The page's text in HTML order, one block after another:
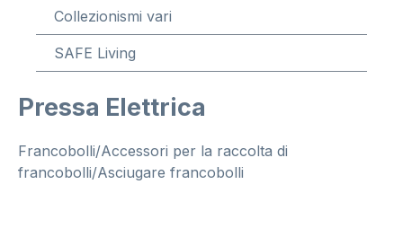
Collezionismi vari
SAFE Living
Pressa Elettrica
Francobolli/Accessori per la raccolta di
francobolli/Asciugare francobolli